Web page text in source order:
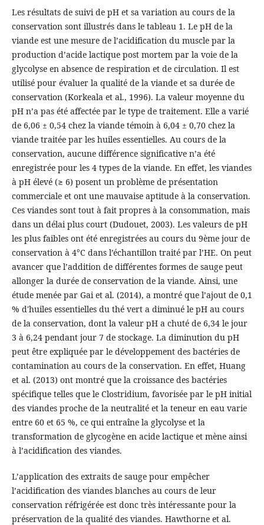
Les résultats de suivi de pH et sa variation au cours de la
conservation sont illustrés dans le tableau 1. Le pH de la
viande est une mesure de l’acidification du muscle par la
production d’acide lactique post mortem par la voie de la
glycolyse en absence de respiration et de circulation. Il est
utilisé pour évaluer la qualité de la viande et sa durée de
conservation (Korkeala et al., 1996). La valeur moyenne du
pH n’a pas été affectée par le type de traitement. Elle a varié
de 6,06 ± 0,54 chez la viande témoin à 6,04 ± 0,70 chez la
viande traitée par les huiles essentielles. Au cours de la
conservation, aucune différence significative n’a été
enregistrée pour les 4 types de la viande. En effet, les viandes
à pH élevé (≥ 6) posent un problème de présentation
commerciale et ont une mauvaise aptitude à la conservation.
Ces viandes sont tout à fait propres à la consommation, mais
dans un délai plus court (Dudouet, 2003). Les valeurs de pH
les plus faibles ont été enregistrées au cours du 9ème jour de
conservation à 4°C dans l’échantillon traité par l’HE. On peut
avancer que l’addition de différentes formes de sauge peut
allonger la durée de conservation de la viande. Ainsi, une
étude menée par Gai et al. (2014), a montré que l’ajout de 0,1
% d'huiles essentielles du thé vert a diminué le pH au cours
de la conservation, dont la valeur pH a chuté de 6,34 le jour
3 à 6,24 pendant jour 7 de stockage. La diminution du pH
peut être expliquée par le développement des bactéries de
contamination au cours de la conservation. En effet, Huang
et al. (2013) ont montré que la croissance des bactéries
spécifique telles que le Clostridium, favorisée par le pH initial
des viandes proche de la neutralité et la teneur en eau varie
entre 60 et 65 %, ce qui entraîne la glycolyse et la
transformation de glycogène en acide lactique et mène ainsi
à l’acidification des viandes.
L’application des extraits de sauge pour empêcher
l’acidification des viandes blanches au cours de leur
conservation réfrigérée est donc très intéressante pour la
préservation de la qualité des viandes. Hawthorne et al.